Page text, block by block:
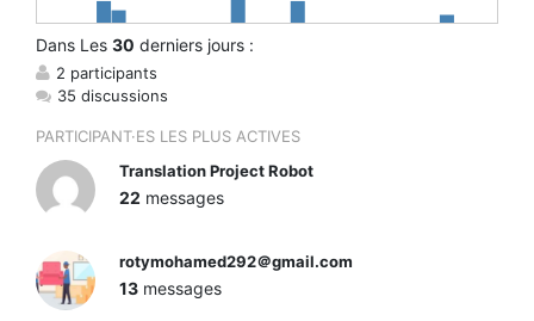
Dans Les 30 derniers jours :
2 participants
35 discussions
PARTICIPANT·ES LES PLUS ACTIVES
Translation Project Robot
22 messages
rotymohamed292＠gmail.com
13 messages